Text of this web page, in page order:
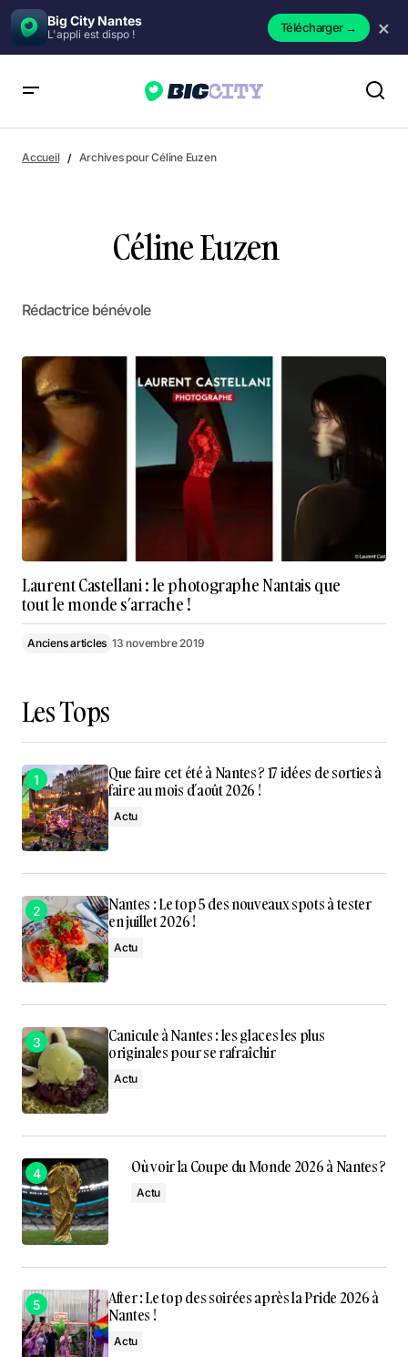
Big City Nantes
L'appli est dispo ! Télécharger→ ×
Accueil Archives pour Céline Euzen
Céline Euzen
Rédactrice bénévole
Laurent Castellani : le photographe Nantais que
tout le monde s’arrache !
Anciens articles 13 novembre 2019
Les Tops
Que faire cet été à Nantes ? 17 idées de sorties à
faire au mois d’août 2026 !
Actu
Nantes : Le top 5 des nouveaux spots à tester
en juillet 2026 !
Actu
Canicule à Nantes : les glaces les plus
originales pour se rafraîchir
Actu
Où voir la Coupe du Monde 2026 à Nantes ?
Actu
After : Le top des soirées après la Pride 2026 à
Nantes !
Actu